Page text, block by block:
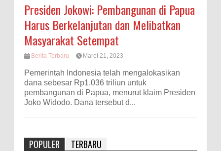
Presiden Jokowi: Pembangunan di Papua
Harus Berkelanjutan dan Melibatkan
Masyarakat Setempat
Berita Terbaru Maret 21, 2023
Pemerintah Indonesia telah mengalokasikan
dana sebesar Rp1,036 triliun untuk
pembangunan di Papua, menurut klaim Presiden
Joko Widodo. Dana tersebut d...
POPULER TERBARU